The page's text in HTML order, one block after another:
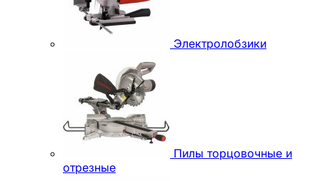
Электролобзики
Пилы торцовочные и
отрезные